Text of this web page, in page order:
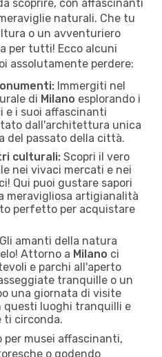
scoprire, con affascinanti
naturali. Che tu
o un avventuriero
per tutti! Ecco alcuni
assolutamente perdere:
Immergiti nel
di Milano esplorando i
e i suoi affascinanti
dall'architettura unica
del passato della città.
culturali: Scopri il vero
nei vivaci mercati e nei
Qui puoi gustare sapori
meravigliosa artigianalità
perfetto per acquistare
Gli amanti della natura
Attorno a Milano ci
e parchi all'aperto
tranquille o un
una giornata di visite
luoghi tranquilli e
ti circonda.
per musei affascinanti,
o godendo